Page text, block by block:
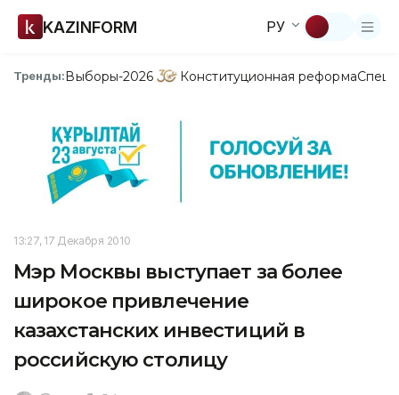
KAZINFORM РУ
Тренды:Выборы-2026 Конституционная реформа
13:27, 17 Декабря 2010
Мэр Москвы выступает за более
широкое привлечение
казахстанских инвестиций в
российскую столицу